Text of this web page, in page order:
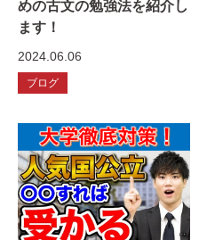
めの古文の勉強法を紹介し
ます！
2024.06.06
ブログ